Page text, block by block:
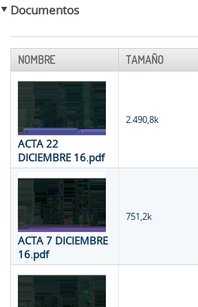
Documentos
NOMBRE TAMAÑO
ACTA 22
DICIEMBRE 16.pdf
2.490,8k
ACTA 7 DICIEMBRE
16.pdf
751,2k